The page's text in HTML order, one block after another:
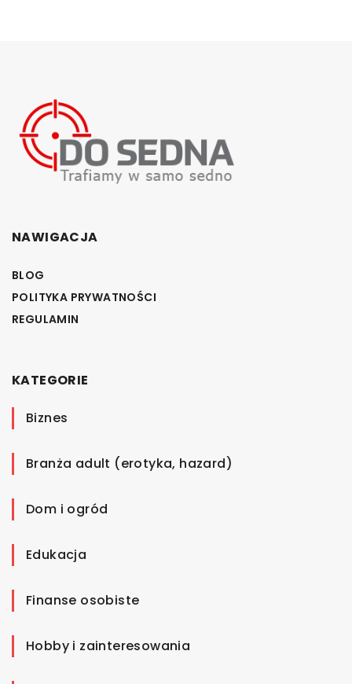
NAWIGACJA
BLOG
POLITYKA PRYWATNOŚCI
REGULAMIN
KATEGORIE
Biznes
Branża adult (erotyka, hazard)
Dom i ogród
Edukacja
Finanse osobiste
Hobby i zainteresowania